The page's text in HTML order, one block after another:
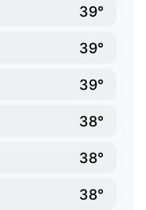
39°
39°
39°
38°
38°
38°